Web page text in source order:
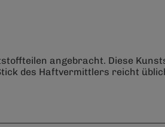
angebracht. Diese
des Haftvermittlers reicht